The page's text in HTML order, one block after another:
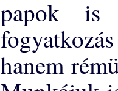
papok is
hanem